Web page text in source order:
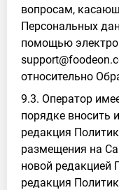
вопросам,
Персональных
помощью
относительно
9.3. Оператор
порядке вносить
редакция
размещения на
новой редакцией
редакция